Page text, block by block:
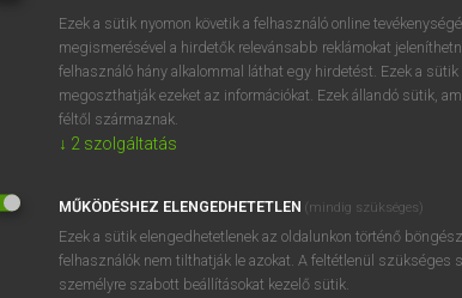
BELÉPÉS
Ezek a sütik nyomon követik a felhasználó online
megismerésével a hirdetők relevánsabb reklámokat
felhasználó hány alkalommal láthat egy hirdetést. Ezek a
megoszthatják ezeket az információkat. Ezek állandó sütik,
féltől származnak.
↓ 2 szolgáltatás
MŰKÖDÉSHEZ ELENGEDHETETLEN (mindig szükséges)
Ezek a sütik elengedhetetlenek az oldalunkon történő
felhasználók nem tilthatják le azokat. A feltétlenül szükséges
személyre szabott beállításokat kezelő sütik.